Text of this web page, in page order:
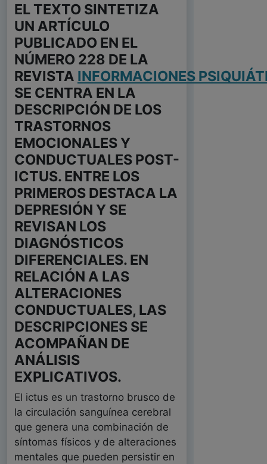
EL TEXTO SINTETIZA
UN ARTÍCULO
PUBLICADO EN EL
NÚMERO 228 DE LA
REVISTA INFORMACIONES
SE CENTRA EN LA
DESCRIPCIÓN DE LOS
TRASTORNOS
EMOCIONALES Y
CONDUCTUALES POST-
ICTUS. ENTRE LOS
PRIMEROS DESTACA LA
DEPRESIÓN Y SE
REVISAN LOS
DIAGNÓSTICOS
DIFERENCIALES. EN
RELACIÓN A LAS
ALTERACIONES
CONDUCTUALES, LAS
DESCRIPCIONES SE
ACOMPAÑAN DE
ANÁLISIS
EXPLICATIVOS.
El ictus es un trastorno brusco de
la circulación sanguínea cerebral
que genera una combinación de
síntomas físicos y de alteraciones
mentales que pueden persistir en